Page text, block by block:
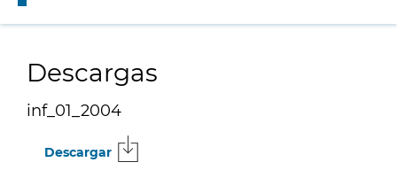
Descargas
inf_01_2004
Descargar